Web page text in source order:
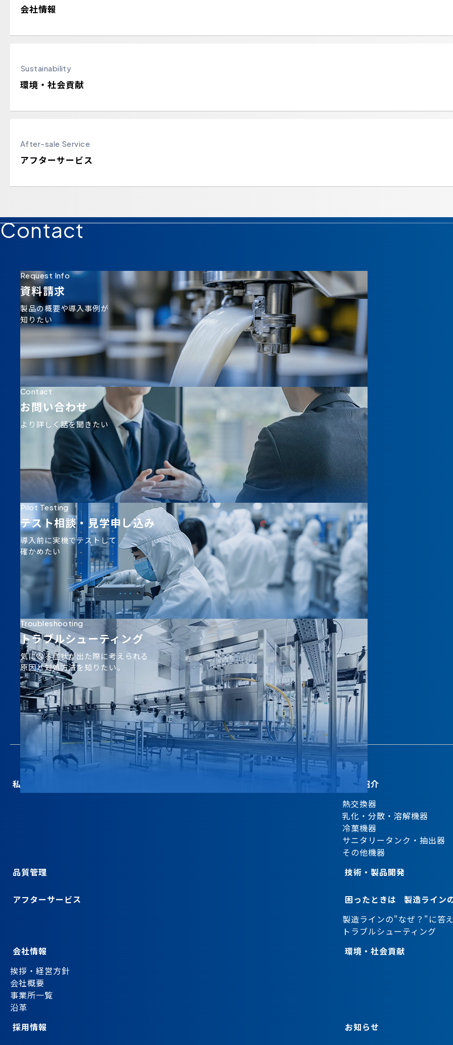
会社情報
Sustainability
環境・社会貢献
After-sale Service
アフターサービス
Contact
Request Info
資料請求
製品の概要や導入事例が
知りたい
Contact
お問い合わせ
より詳しく話を聞きたい
Pilot Testing
テスト相談・ 見学申し込み
導入前に実機でテストして
確かめたい
Troubleshooting
トラブルシューティング
気になる症状が出た際に考えられる
原因と対処方法を知りたい。
私たちについて
製品紹介
熱交換器
乳化・分散・溶解機器
冷菓機器
サニタリータンク・抽出器
その他機器
品質管理
技術・製品開発
アフターサービス 困ったときは
製造ライン
製造ラインの"なぜ？"に答
トラブルシューティング
会社情報
挨拶・経営方針
会社概要
事業所一覧
沿革
環境・社会貢献
採用情報 お知らせ